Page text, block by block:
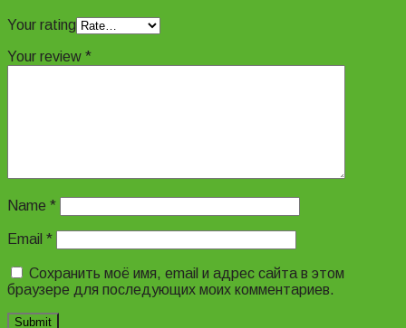
Your rating
Your review *
Name *
Email *
Сохранить моё имя, email и адрес сайта в этом
браузере для последующих моих комментариев.